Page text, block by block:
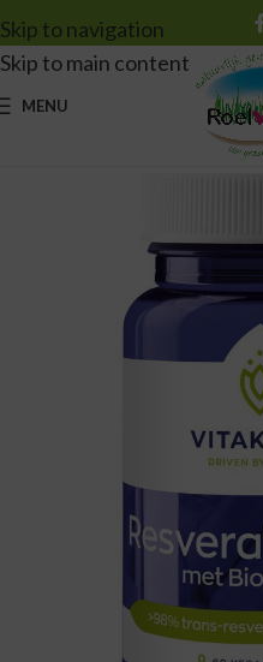
Skip to navigation
Skip to main content
MENU